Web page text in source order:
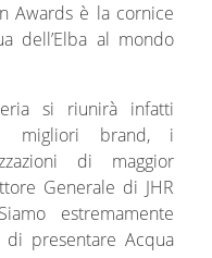
Awards è la cornice
dell’Elba al mondo
si riunirà infatti
i migliori brand, i
di maggior
Generale di JHR
estremamente
presentare Acqua